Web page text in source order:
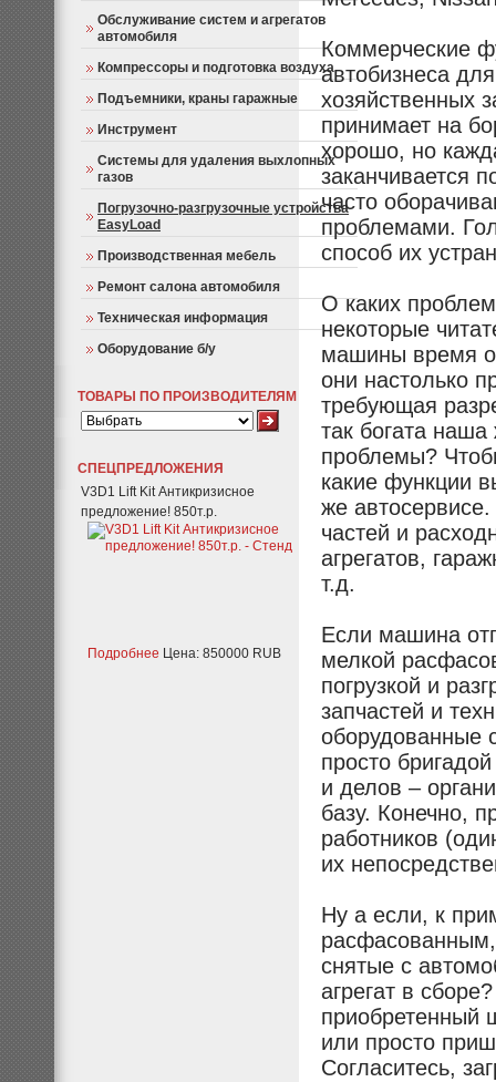
Обслуживание систем и агрегатов
автомобиля
Компрессоры и подготовка воздуха
Подъемники, краны гаражные
Инструмент
Системы для удаления выхлопных
газов
Погрузочно-разгрузочные устройства
EasyLoad
Производственная мебель
Ремонт салона автомобиля
Техническая информация
Оборудование б/у
ТОВАРЫ ПО ПРОИЗВОДИТЕЛЯМ
СПЕЦПРЕДЛОЖЕНИЯ
V3D1 Lift Kit Антикризисное
предложение! 850т.р.
Подробнее Цена: 850000 RUB
Коммерческие
автобизнеса
хозяйственных
принимает на
хорошо, но
заканчивается
часто
проблемами.
способ их
О каких
некоторые
машины время
они настолько
требующая
так богата
проблемы?
какие функции
же
частей и
агрегатов,
т.д.
Если машина
мелкой
погрузкой и
запчастей и
оборудованные
просто
и делов –
базу. Конечно,
работников
их
Ну а если, к
снятые с
агрегат в
приобретенный
или просто
Согласитесь,